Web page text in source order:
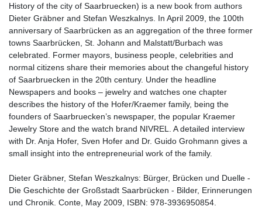
History of the city of Saarbruecken) is a new book from authors
Dieter Gräbner and Stefan Weszkalnys. In April 2009, the 100th
anniversary of Saarbrücken as an aggregation of the three former
towns Saarbrücken, St. Johann and Malstatt/Burbach was
celebrated. Former mayors, business people, celebrities and
normal citizens share their memories about the changeful history
of Saarbruecken in the 20th century. Under the headline
Newspapers and books – jewelry and watches one chapter
describes the history of the Hofer/Kraemer family, being the
founders of Saarbruecken’s newspaper, the popular Kraemer
Jewelry Store and the watch brand NIVREL. A detailed interview
with Dr. Anja Hofer, Sven Hofer and Dr. Guido Grohmann gives a
small insight into the entrepreneurial work of the family.
Dieter Gräbner, Stefan Weszkalnys: Bürger, Brücken und Duelle -
Die Geschichte der Großstadt Saarbrücken - Bilder, Erinnerungen
und Chronik. Conte, May 2009, ISBN: 978-3936950854.